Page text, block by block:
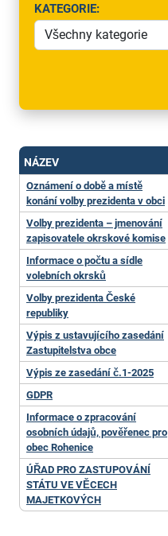
KATEGORIE:
(UPŘESNĚTE KATEGORII)
NÁZEV
Oznámení o době a místě
konání volby prezidenta v obci
Volby prezidenta – jmenování
zapisovatele okrskové komise
Informace o počtu a sídle
volebních okrsků
Volby prezidenta České
republiky
Výpis z ustavujícího zasedání
Zastupitelstva obce
Výpis ze zasedání č.1-2025
GDPR
Informace o zpracování
osobních údajů, pověřenec pro
obec Rohenice
ÚŘAD PRO ZASTUPOVÁNÍ
STÁTU VE VĚCECH
MAJETKOVÝCH